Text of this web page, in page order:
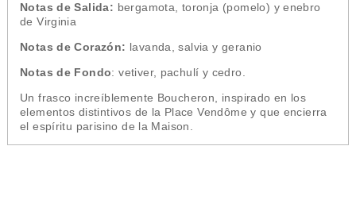
Notas de Salida: bergamota, toronja (pomelo) y enebro
de Virginia
Notas de Corazón: lavanda, salvia y geranio
Notas de Fondo: vetiver, pachulí y cedro.
Un frasco increíblemente Boucheron, inspirado en los
elementos distintivos de la Place Vendôme y que encierra
el espíritu parisino de la Maison.